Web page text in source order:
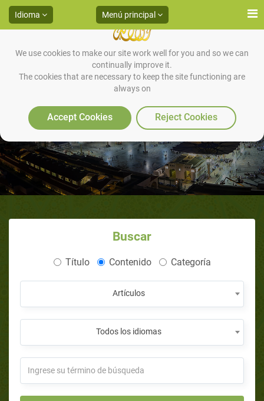
We use cookies to make our site work well for you and so we can
continually improve it.
The cookies that are necessary to keep the site functioning are
always on
Accept Cookies Reject Cookies
Idioma Menú principal
1000 Sunnah por Día y Noche
Buscar
Título Contenido Categoría
Artículos
Todos los idiomas